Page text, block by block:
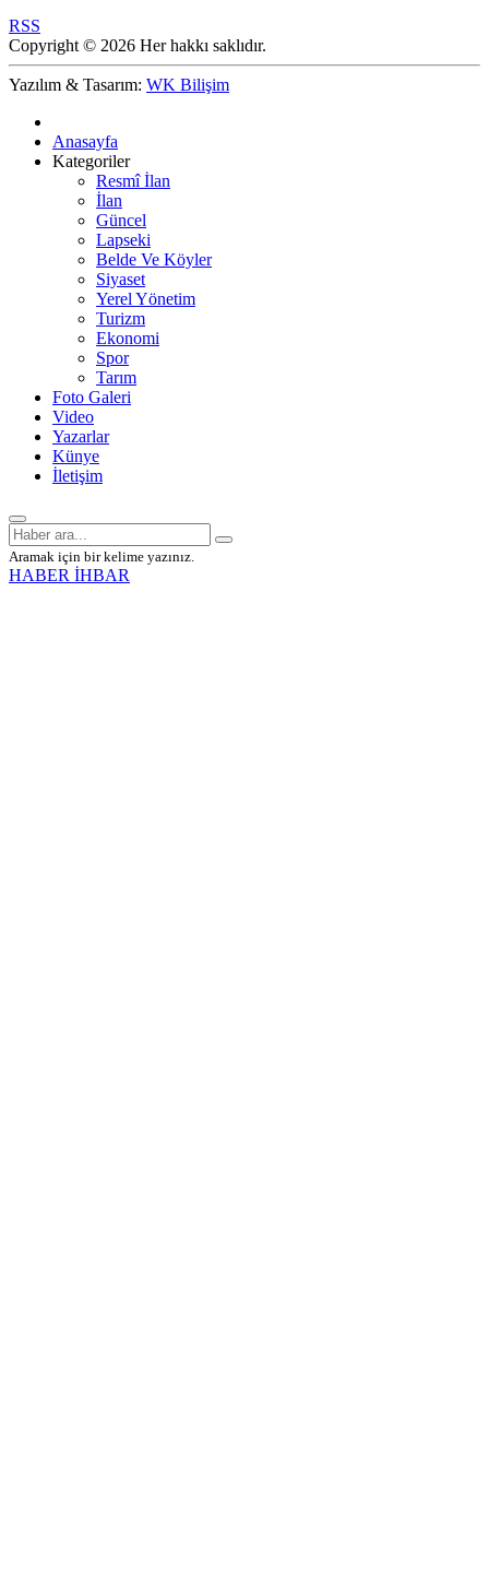
RSS
Copyright © 2026 Her hakkı saklıdır.
Yazılım & Tasarım: WK Bilişim
Anasayfa
Kategoriler
Resmî İlan
İlan
Güncel
Lapseki
Belde Ve Köyler
Siyaset
Yerel Yönetim
Turizm
Ekonomi
Spor
Tarım
Foto Galeri
Video
Yazarlar
Künye
İletişim
Aramak için bir kelime yazınız.
HABER İHBAR